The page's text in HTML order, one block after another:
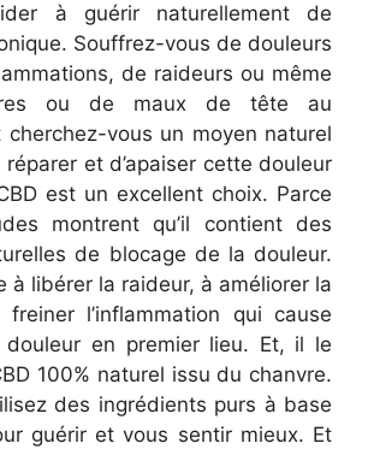
à guérir naturellement de
Souffrez-vous de douleurs
de raideurs ou même
ou de maux de tête au
cherchez-vous un moyen naturel
et d’apaiser cette douleur
est un excellent choix. Parce
montrent qu’il contient des
de blocage de la douleur.
à libérer la raideur, à améliorer la
l’inflammation qui cause
douleur en premier lieu. Et, il le
100% naturel issu du chanvre.
des ingrédients purs à base
guérir et vous sentir mieux. Et